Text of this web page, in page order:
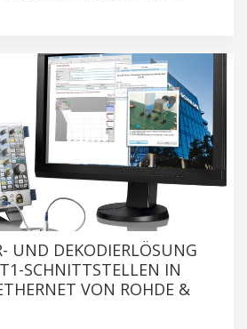
UND DEKODIERLÖSUNG
SCHNITTSTELLEN IN
VON ROHDE &